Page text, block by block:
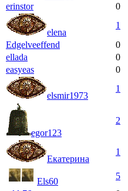
erinstor 0
elena
1
Edgelveeffend
0
ellada
0
easyeas
0
elsmir1973
1
egor123
2
Екатерина
1
Els60
5